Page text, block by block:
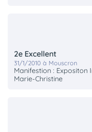
2e Excellent
31/1/2010 à Mouscron
Manifestion : Expositon
Marie-Christine